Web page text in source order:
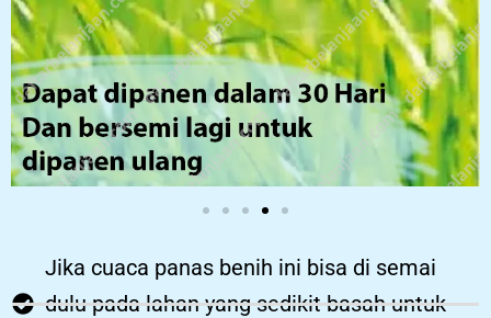
Jika cuaca panas benih ini bisa di semai
dulu pada lahan yang sedikit basah untuk